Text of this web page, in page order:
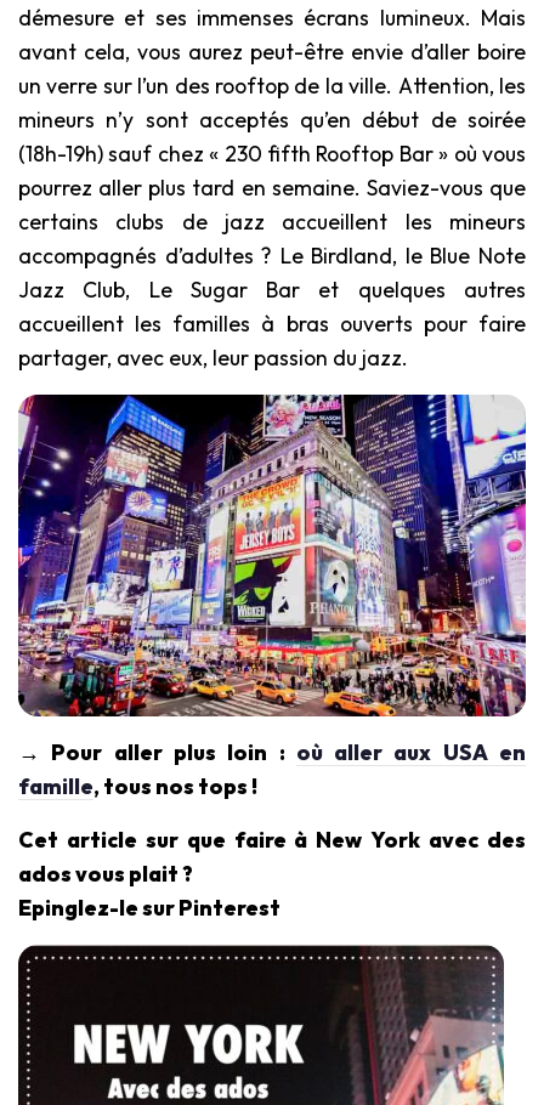
démesure et ses immenses écrans lumineux. Mais
avant cela, vous aurez peut-être envie d’aller boire
un verre sur l’un des rooftop de la ville. Attention, les
mineurs n’y sont acceptés qu’en début de soirée
(18h-19h) sauf chez « 230 fifth Rooftop Bar » où vous
pourrez aller plus tard en semaine. Saviez-vous que
certains clubs de jazz accueillent les mineurs
accompagnés d’adultes ? Le Birdland, le Blue Note
Jazz Club, Le Sugar Bar et quelques autres
accueillent les familles à bras ouverts pour faire
partager, avec eux, leur passion du jazz.
→ Pour aller plus loin : où aller aux USA en
famille, tous nos tops !
Cet article sur que faire à New York avec des
ados vous plait ?
Epinglez-le sur Pinterest